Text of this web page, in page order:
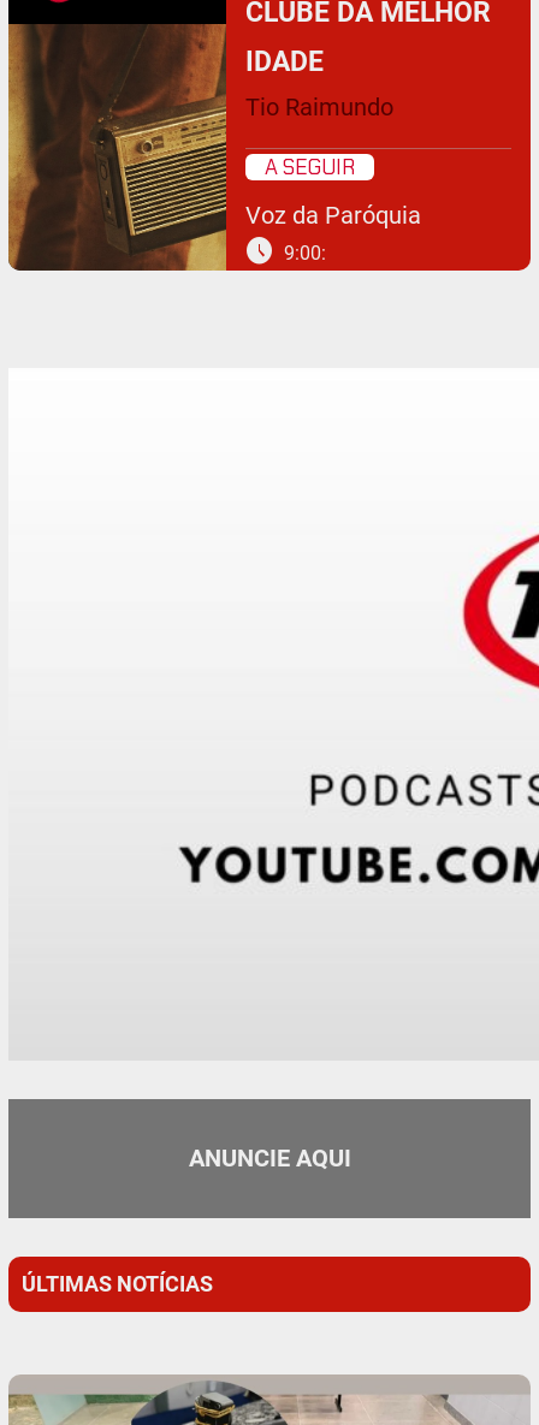
CLUBE DA MELHOR
IDADE
Tio Raimundo
A SEGUIR
Voz da Paróquia
schedule 9:00:
ANUNCIE AQUI
ÚLTIMAS NOTÍCIAS